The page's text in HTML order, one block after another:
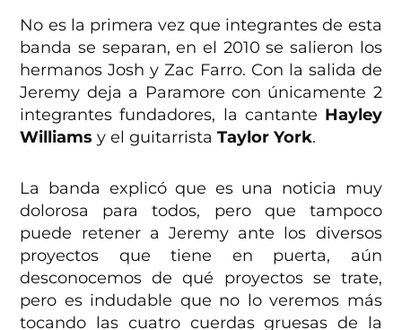
No es la primera vez que integrantes de esta
banda se separan, en el 2010 se salieron los
hermanos Josh y Zac Farro. Con la salida de
Jeremy deja a Paramore con únicamente 2
integrantes fundadores, la cantante Hayley
Williams y el guitarristaTaylor York.
La banda explicó que es una noticia muy
dolorosa para todos, pero que tampoco
puede retener a Jeremy ante los diversos
proyectos que tiene en puerta, aún
desconocemos de qué proyectos se trate,
pero es indudable que no lo veremos más
tocando las cuatro cuerdas gruesas de la